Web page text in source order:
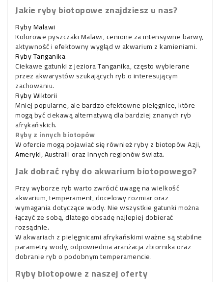
Jakie ryby biotopowe znajdziesz u nas?
Ryby Malawi
Kolorowe pyszczaki Malawi, cenione za intensywne barwy,
aktywność i efektowny wygląd w akwarium z kamieniami.
Ryby Tanganika
Ciekawe gatunki z jeziora Tanganika, często wybierane
przez akwarystów szukających ryb o interesującym
zachowaniu.
Ryby Wiktorii
Mniej popularne, ale bardzo efektowne pielęgnice, które
mogą być ciekawą alternatywą dla bardziej znanych ryb
afrykańskich.
Ryby z innych biotopów
W ofercie mogą pojawiać się również ryby z biotopów Azji,
Ameryki, Australii oraz innych regionów świata.
Jak dobrać ryby do akwarium biotopowego?
Przy wyborze ryb warto zwrócić uwagę na wielkość
akwarium, temperament, docelowy rozmiar oraz
wymagania dotyczące wody. Nie wszystkie gatunki można
łączyć ze sobą, dlatego obsadę najlepiej dobierać
rozsądnie.
W akwariach z pielęgnicami afrykańskimi ważne są stabilne
parametry wody, odpowiednia aranżacja zbiornika oraz
dobranie ryb o podobnym temperamencie.
Ryby biotopowe z naszej oferty